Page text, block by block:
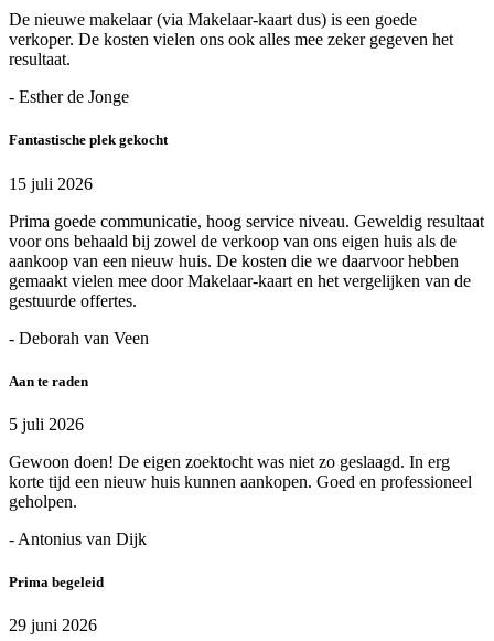
De nieuwe makelaar (via Makelaar-kaart dus) is een goede
verkoper. De kosten vielen ons ook alles mee zeker gegeven het
resultaat.
- Esther de Jonge
Fantastische plek gekocht
15 juli 2026
Prima goede communicatie, hoog service niveau. Geweldig resultaat
voor ons behaald bij zowel de verkoop van ons eigen huis als de
aankoop van een nieuw huis. De kosten die we daarvoor hebben
gemaakt vielen mee door Makelaar-kaart en het vergelijken van de
gestuurde offertes.
- Deborah van Veen
Aan te raden
5 juli 2026
Gewoon doen! De eigen zoektocht was niet zo geslaagd. In erg
korte tijd een nieuw huis kunnen aankopen. Goed en professioneel
geholpen.
- Antonius van Dijk
Prima begeleid
29 juni 2026